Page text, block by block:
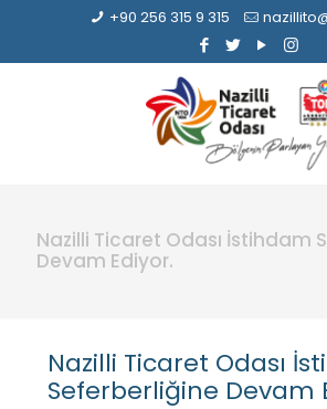
+90 256 315 9 315
Nazilli Ticaret Odası İstihdam
Devam Ediyor.
Nazilli Ticaret Odası
Seferberliğine Devam